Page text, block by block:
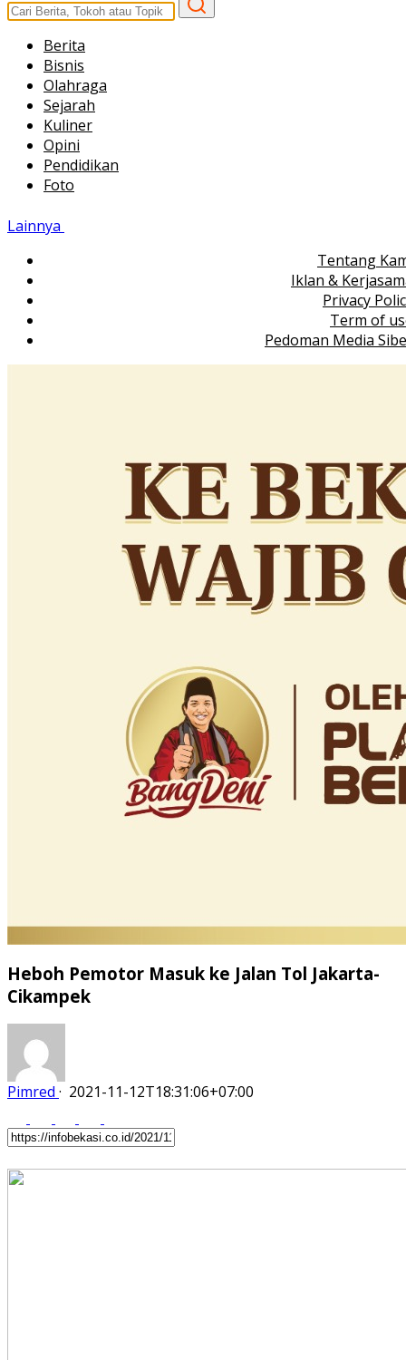
Berita
Bisnis
Olahraga
Sejarah
Kuliner
Opini
Pendidikan
Foto
Lainnya
Tentang
Iklan &
Privacy
Term of
Pedoman Media
Heboh Pemotor Masuk ke Jalan Tol Jakarta-
Cikampek
Pimred · 2021-11-12T18:31:06+07:00